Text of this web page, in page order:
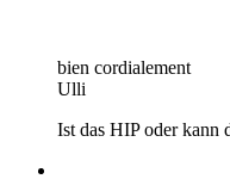
bien cordialement
Ulli
Ist das HIP oder kann